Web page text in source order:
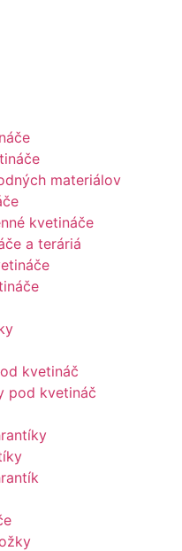
materiálov
kvetináče
a teráriá
kvetináč
pod kvetináč